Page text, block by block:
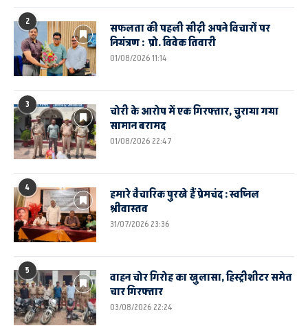
2
सफलता की पहली सीढ़ी अपने विचारों पर
नियंत्रण : प्रो. विवेक तिवारी
01/08/2026 11:14
3
चोरी के आरोप में एक गिरफ्तार, चुराया गया
सामान बरामद
01/08/2026 22:47
4
हमारे वैचारिक पुरखे हैं प्रेमचंद : स्वप्निल
श्रीवास्तव
31/07/2026 23:36
5
वाहन चोर गिरोह का खुलासा, हिस्ट्रीशीटर समेत
चार गिरफ्तार
03/08/2026 22:24